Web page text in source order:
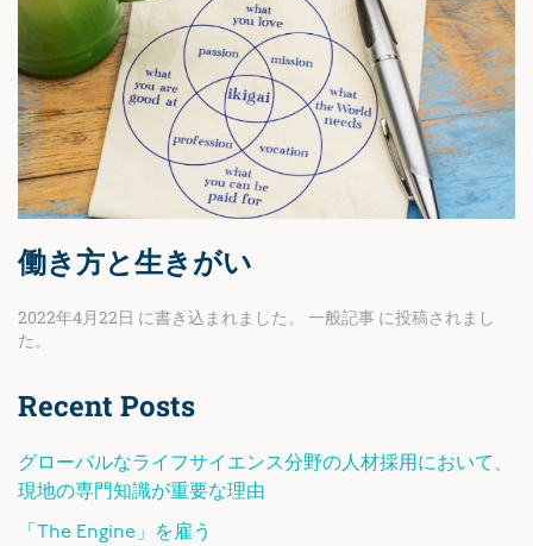
働き方と生きがい
2022年4月22日 に書き込まれました。 一般記事 に投稿されまし
た。
Recent Posts
グローバルなライフサイエンス分野の人材採用において、
現地の専門知識が重要な理由
「The Engine」を雇う